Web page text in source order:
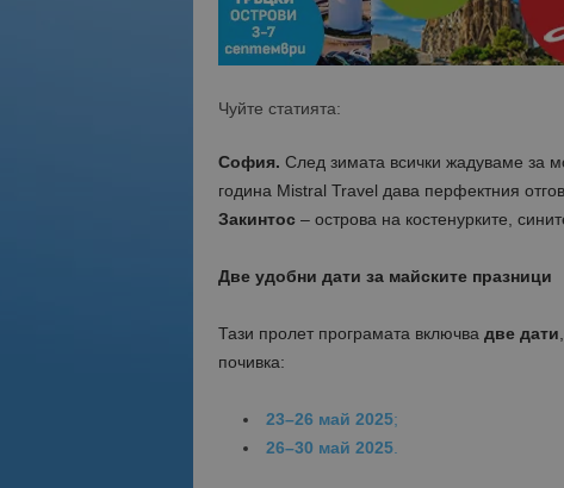
Чуйте статията:
София. След зимата всички жадуваме за
година Mistral Travel дава перфектния
Закинтос– острова на костенурките,
Две удобни дати за майските празници
Тази пролет програмата включва две дати
почивка:
23–26 май 2025;
26–30 май 2025.